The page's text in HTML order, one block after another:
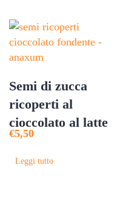
più
varianti.
possono
scelte
Semi di zucca
ricoperti al
cioccolato al latte
€5,50
Leggi tutto